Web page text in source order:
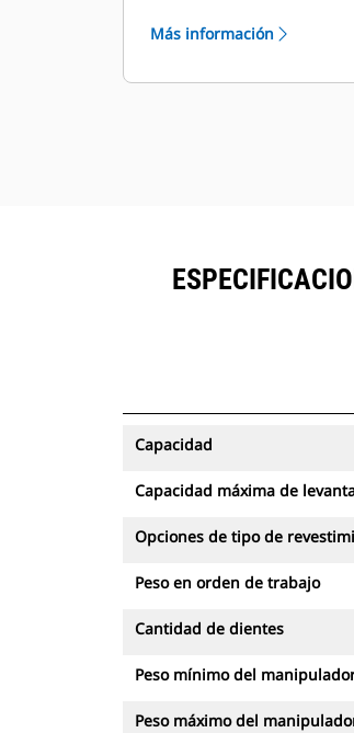
inferior de la caja
Otros modelos GSH
Más información
Capacidad
Capacidad máxima de
Opciones de tipo de
Peso en orden de trabajo
Cantidad de dientes
Peso mínimo del
Peso máximo del